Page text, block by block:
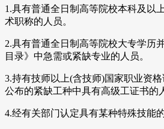
1.具有普通全日制高等院校本科及以
术职称的人员。
2.具有普通全日制高等院校大专学历
目录》中急需或紧缺专业的人员。
3.持有技师以上(含技师)国家职业资
公布的紧缺工种中具有高级工证书的
4.经有关部门认定具有某种特殊技能的